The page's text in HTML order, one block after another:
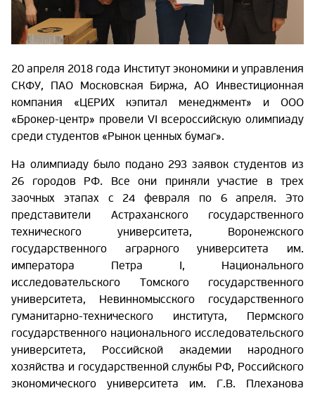
20 апреля 2018 года Институт экономики и управления
СКФУ, ПАО Московская Биржа, АО Инвестиционная
компания «ЦЕРИХ кэпитал менеджмент» и ООО
«Брокер-центр» провели VI всероссийскую олимпиаду
среди студентов «Рынок ценных бумаг».
На олимпиаду было подано 293 заявок студентов из
26 городов РФ. Все они приняли участие в трех
заочных этапах с 24 февраля по 6 апреля. Это
представители Астраханского государственного
технического университета, Воронежского
государственного аграрного университета им.
императора Петра I, Национального
исследовательского Томского государственного
университета, Невинномысского государственного
гуманитарно-технического института, Пермского
государственного национального исследовательского
университета, Российской академии народного
хозяйства и государственной службы РФ, Российского
экономического университета им. Г.В. Плеханова